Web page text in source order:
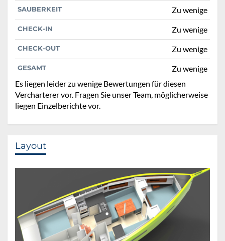
SAUBERKEIT Zu wenige
CHECK-IN Zu wenige
CHECK-OUT Zu wenige
GESAMT
Zu wenige
Es liegen leider zu wenige Bewertungen für diesen
Vercharterer vor. Fragen Sie unser Team, möglicherweise
liegen Einzelberichte vor.
Layout